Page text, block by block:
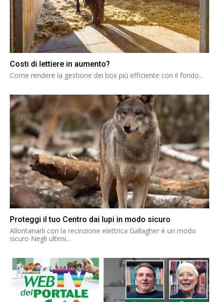
Costi di lettiere in aumento?
Come rendere la gestione dei box più efficiente con il fondo...
Proteggi il tuo Centro dai lupi in modo sicuro
Allontanarli con la recinzione elettrica Gallagher è un modo
sicuro Negli ultimi...